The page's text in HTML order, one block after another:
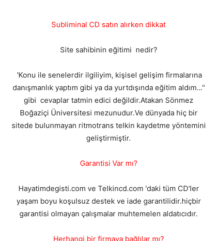
Subliminal CD satın alırken dikkat
Site sahibinin eğitimi nedir?
'Konu ile senelerdir ilgiliyim, kişisel gelişim firmalarına
danışmanlık yaptım gibi ya da yurtdışında eğitim aldım...''
gibi cevaplar tatmin edici değildir.Atakan Sönmez
Boğaziçi Üniversitesi mezunudur.Ve dünyada hiç bir
sitede bulunmayan ritmotrans telkin kaydetme yöntemini
geliştirmiştir.
Garantisi Var mı?
Hayatimdegisti.com ve Telkincd.com 'daki tüm CD'ler
yaşam boyu koşulsuz destek ve iade garantilidir.hiçbir
garantisi olmayan çalışmalar muhtemelen aldatıcıdır.
Herhangi bir firmaya bağlılar mı?